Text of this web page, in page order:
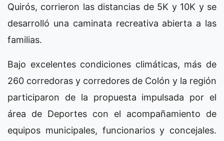
Quirós, corrieron las distancias de 5K y 10K y se
desarrolló una caminata recreativa abierta a las
familias.
Bajo excelentes condiciones climáticas, más de
260 corredoras y corredores de Colón y la región
participaron de la propuesta impulsada por el
área de Deportes con el acompañamiento de
equipos municipales, funcionarios y concejales.